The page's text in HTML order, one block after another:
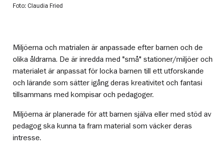
Foto: Claudia Fried
Miljöerna och matrialen är anpassade efter barnen och de
olika åldrarna. De är inredda med "små" stationer/miljöer och
materialet är anpassat för locka barnen till ett utforskande
och lärande som sätter igång deras kreativitet och fantasi
tillsammans med kompisar och pedagoger.
Miljöerna är planerade för att barnen själva eller med stöd av
pedagog ska kunna ta fram material som väcker deras
intresse.